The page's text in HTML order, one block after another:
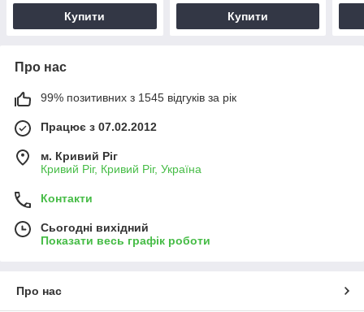
Купити Купити
Про нас
99% позитивних з 1545 відгуків за рік
Працює з 07.02.2012
м. Кривий Ріг
Кривий Ріг, Кривий Ріг, Україна
Контакти
Сьогодні вихідний
Показати весь графік роботи
Про нас